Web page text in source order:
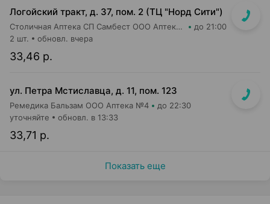
Логойский тракт, д. 37, пом. 2 (ТЦ "Норд Сити")
Столичная Аптека СП Самбест ООО Аптека №9 до 21:00
33,46 р.
2 шт. обновл. вчера
ул. Петра Мстиславца, д. 11, пом. 123
Ремедика Бальзам ООО Аптека №4 до 22:30
33,71 р.
уточняйте обновл. в 13:33
Показать еще